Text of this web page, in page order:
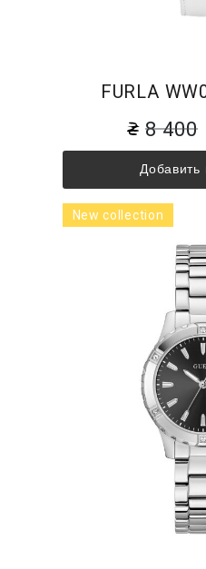
FURLA
8 400
Добавить
New collection